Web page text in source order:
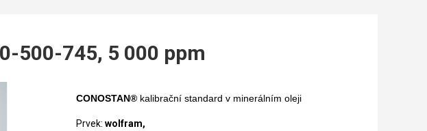
500-745, 5 000 ppm
CONOSTAN® kalibrační standard v minerálním oleji
Prvek: wolfram,